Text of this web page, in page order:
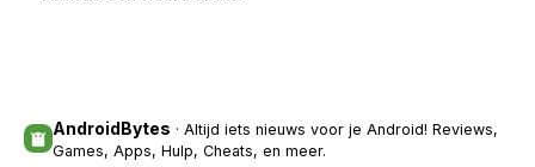
AndroidBytes · Altijd iets nieuws voor je Android! Reviews,
Games, Apps, Hulp, Cheats, en meer.